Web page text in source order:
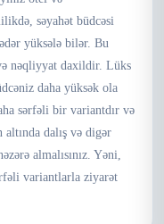
səyahət büdcəsi
yüksələ bilər. Bu
nəqliyyat daxildir. Lüks
daha yüksək ola
sərfəli bir variantdır və
dalış və digər
almalısınız. Yəni,
variantlarla ziyarət